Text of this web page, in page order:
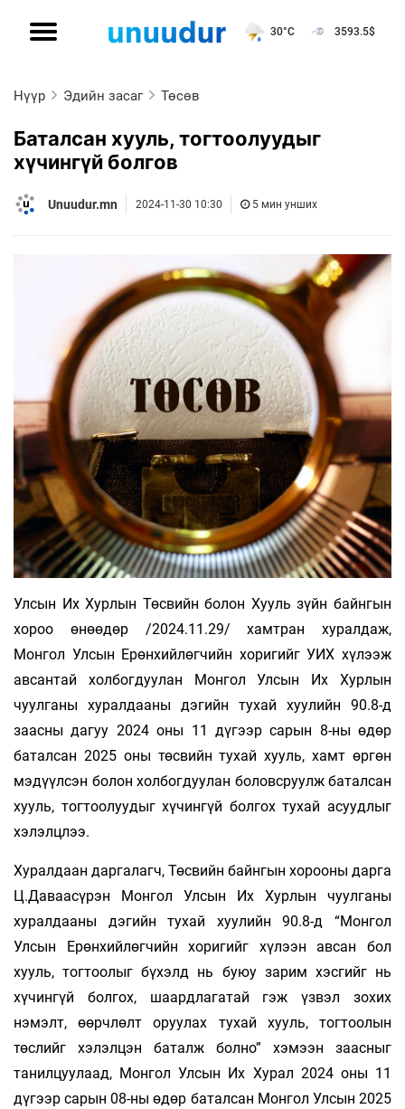
30°C 3593.5$
Нүүр Эдийн засаг Төсөв
Баталсан хууль, тогтоолуудыг
хүчингүй болгов
Unuudur.mn 2024-11-30 10:30 5 мин унших
Улсын Их Хурлын Төсвийн болон Хууль зүйн байнгын
хороо өнөөдөр /2024.11.29/ хамтран хуралдаж,
Монгол Улсын Ерөнхийлөгчийн хоригийг УИХ хүлээж
авсантай холбогдуулан Монгол Улсын Их Хурлын
чуулганы хуралдааны дэгийн тухай хуулийн 90.8-д
заасны дагуу 2024 оны 11 дүгээр сарын 8-ны өдөр
баталсан 2025 оны төсвийн тухай хууль, хамт өргөн
мэдүүлсэн болон холбогдуулан боловсруулж баталсан
хууль, тогтоолуудыг хүчингүй болгох тухай асуудлыг
хэлэлцлээ.
Хуралдаан даргалагч, Төсвийн байнгын хорооны дарга
Ц.Даваасүрэн Монгол Улсын Их Хурлын чуулганы
хуралдааны дэгийн тухай хуулийн 90.8-д “Монгол
Улсын Ерөнхийлөгчийн хоригийг хүлээн авсан бол
хууль, тогтоолыг бүхэлд нь буюу зарим хэсгийг нь
хүчингүй болгох, шаардлагатай гэж үзвэл зохих
нэмэлт, өөрчлөлт оруулах тухай хууль, тогтоолын
төслийг хэлэлцэн баталж болно” хэмээн заасныг
танилцуулаад, Монгол Улсын Их Хурал 2024 оны 11
дүгээр сарын 08-ны өдөр баталсан Монгол Улсын 2025